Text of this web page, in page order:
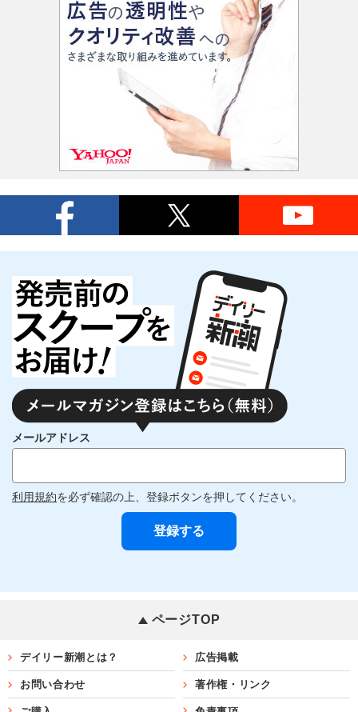
メールアドレス
利用規約を必ず確認の上、登録ボタンを押してください。
ページTOP
デイリー新潮とは？ 広告掲載
お問い合わせ 著作権・リンク